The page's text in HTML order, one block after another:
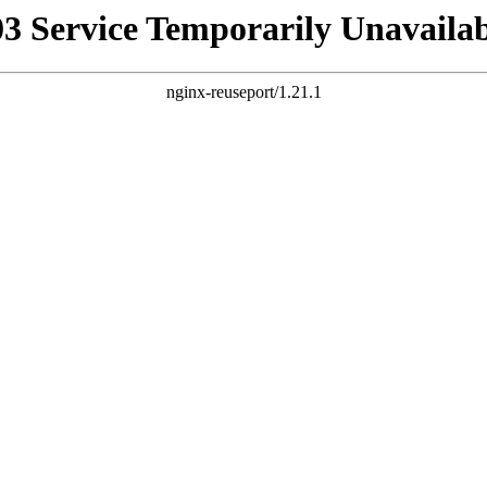
Service Temporarily
nginx-reuseport/1.21.1